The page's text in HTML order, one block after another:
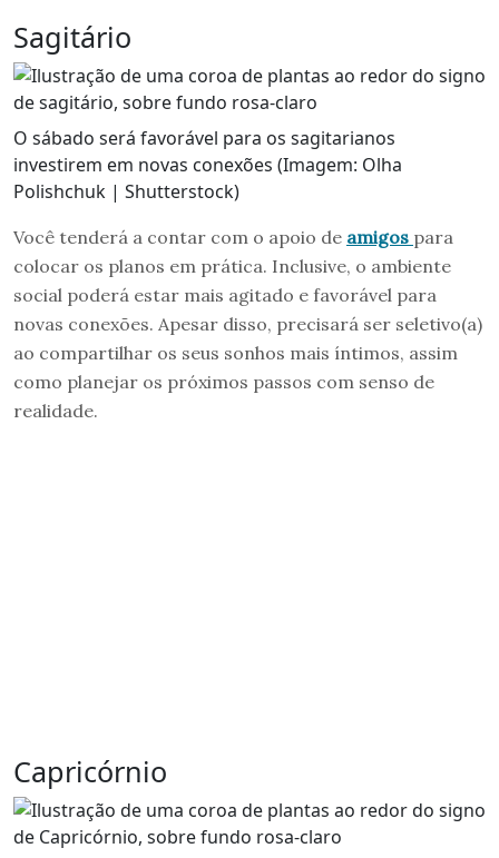
Sagitário
O sábado será favorável para os sagitarianos
investirem em novas conexões (Imagem: Olha
Polishchuk | Shutterstock)
Você tenderá a contar com o apoio de amigos para
colocar os planos em prática. Inclusive, o ambiente
social poderá estar mais agitado e favorável para
novas conexões. Apesar disso, precisará ser seletivo(a)
ao compartilhar os seus sonhos mais íntimos, assim
como planejar os próximos passos com senso de
realidade.
Capricórnio